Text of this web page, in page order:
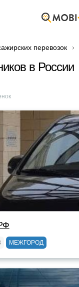
перевозок
в России
МЕЖГОРОД